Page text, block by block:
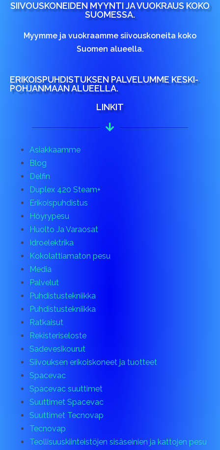
SIIVOUSKONEIDEN MYYNTI JA VUOKRAUS KOKO
SUOMESSA.
Myymme ja vuokraamme siivouskoneita koko
Suomen alueella.
ERIKOISPUHDISTUKSEN PALVELUMME KESKI-
POHJANMAAN ALUEELLA.
LINKIT
Asiakkaamme
Blog
Delfin
Duplex 420 Steam+
Erikoispuhdistus
Höyrypesu
Huolto Ja Varaosat
Idroelektrika
Kokolattiamaton pesu
Media
Palvelut
Puhdistustekniikka
Puhdistustekniikka
Ratkaisut
Rekisteriseloste
Sadevesikourut
Siivouksen erikoiskoneet ja tuotteet
Spacevac
Spacevac suuttimet
Suuttimet Spacevac
Suuttimet Tecnovap
Tecnovap
Teollisuuskiinteistöjen sisäseinien ja kattojen pesu